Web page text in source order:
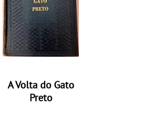
A Volta do Gato
Preto